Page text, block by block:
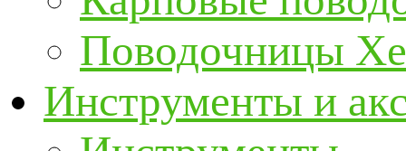
Поводочницы
Инструменты и